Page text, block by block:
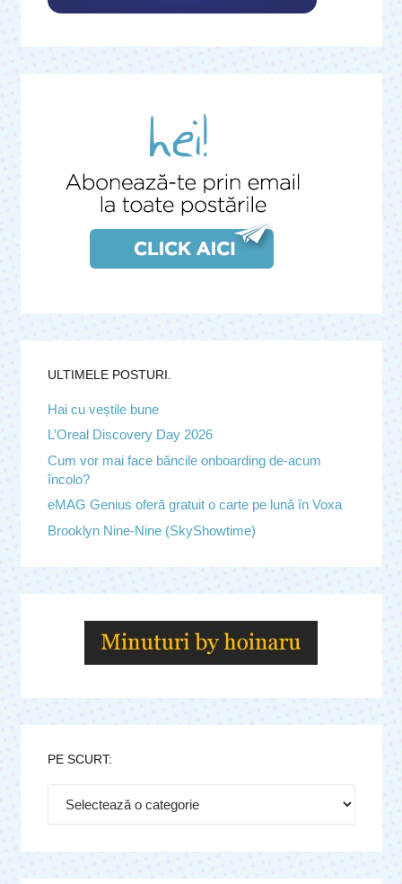
ULTIMELE POSTURI.
Hai cu veștile bune
L’Oreal Discovery Day 2026
Cum vor mai face băncile onboarding de-acum
încolo?
eMAG Genius oferă gratuit o carte pe lună în Voxa
Brooklyn Nine-Nine (SkyShowtime)
PE SCURT: